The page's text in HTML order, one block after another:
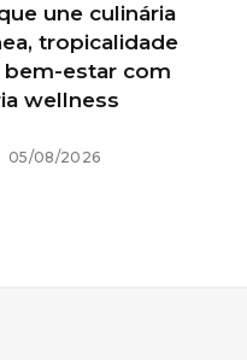
une culinária
tropicalidade
bem-estar com
wellness
05/08/2026